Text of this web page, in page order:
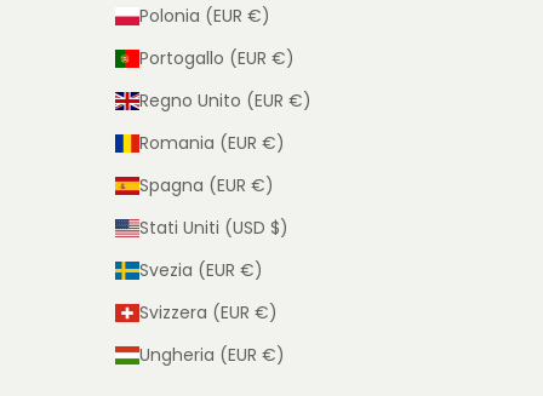
Polonia (EUR €)
Portogallo (EUR €)
Regno Unito (EUR €)
Romania (EUR €)
Spagna (EUR €)
Stati Uniti (USD $)
Svezia (EUR €)
Svizzera (EUR €)
Ungheria (EUR €)